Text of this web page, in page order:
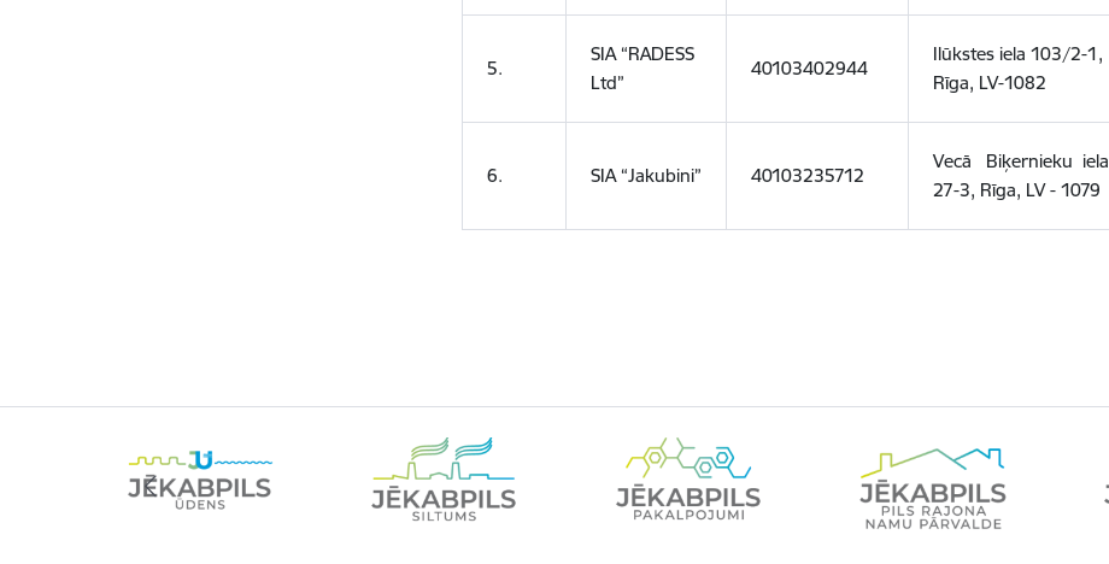
5.
SIA “RADESS
Ltd”
40103402944
Ilūkstes iela 103/2-1,
Rīga, LV-1082
6. SIA “Jakubini” 40103235712
Vecā Biķernieku iela
27-3, Rīga, LV - 1079